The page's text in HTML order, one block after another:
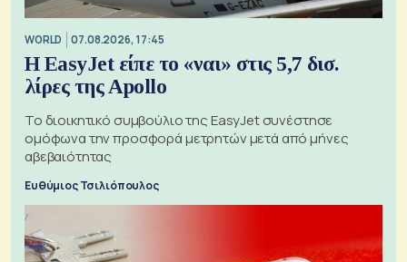
WORLD 07.08.2026, 17:45
Η EasyJet είπε το «ναι» στις 5,7 δισ.
λίρες της Apollo
Το διοικητικό συμβούλιο της EasyJet συνέστησε
ομόφωνα την προσφορά μετρητών μετά από μήνες
αβεβαιότητας
Ευθύμιος Τσιλιόπουλος